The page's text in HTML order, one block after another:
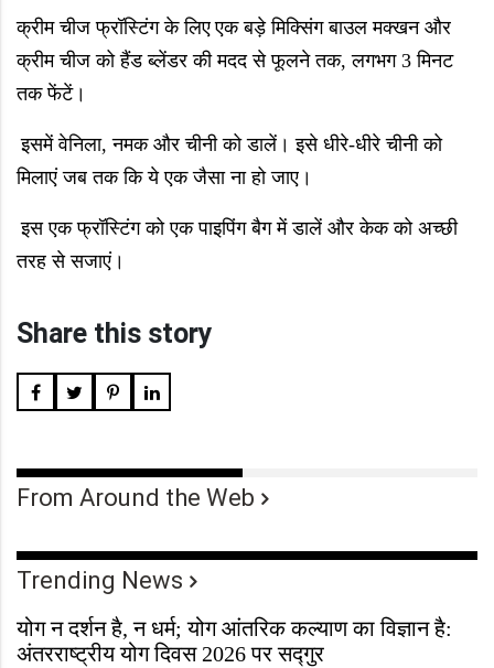
क्रीम चीज फ्रॉस्टिंग के लिए एक बड़े मिक्सिंग बाउल मक्खन और
क्रीम चीज को हैंड ब्लेंडर की मदद से फूलने तक,लगभग 3 मिनट
तक फेंटें।
इसमें वेनिला,नमक और चीनी को डालें। इसे धीरे-धीरे चीनी को
मिलाएं जब तक कि ये एक जैसा ना हो जाए।
इस एक फ्रॉस्टिंग को एक पाइपिंग बैग में डालें और केक को अच्छी
तरह से सजाएं।
Share this story
From Around the Web
Trending News
योग न दर्शन है, न धर्म; योग आंतरिक कल्याण का विज्ञान है:
अंतरराष्ट्रीय योग दिवस 2026 पर सद्गुर